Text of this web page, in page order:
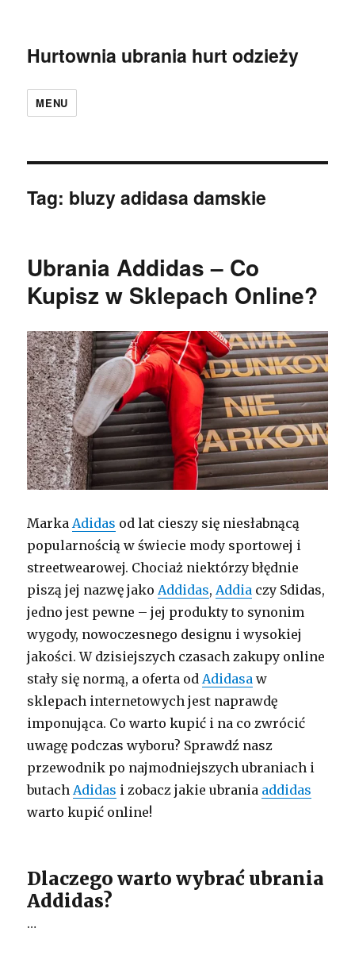
Hurtownia ubrania hurt odzieży
MENU
Tag: bluzy adidasa damskie
Ubrania Addidas – Co
Kupisz w Sklepach Online?
Marka Adidas od lat cieszy się niesłabnącą
popularnością w świecie mody sportowej i
streetwearowej. Chociaż niektórzy błędnie
piszą jej nazwę jako Addidas, Addia czy Sdidas,
jedno jest pewne – jej produkty to synonim
wygody, nowoczesnego designu i wysokiej
jakości. W dzisiejszych czasach zakupy online
stały się normą, a oferta od Adidasa w
sklepach internetowych jest naprawdę
imponująca. Co warto kupić i na co zwrócić
uwagę podczas wyboru? Sprawdź nasz
przewodnik po najmodniejszych ubraniach i
butach Adidas i zobacz jakie ubrania addidas
warto kupić online!
Dlaczego warto wybrać ubrania
Addidas?
…